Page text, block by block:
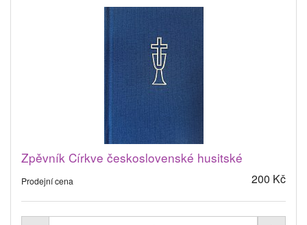
Zpěvník Církve československé husitské
Prodejní cena 200 Kč